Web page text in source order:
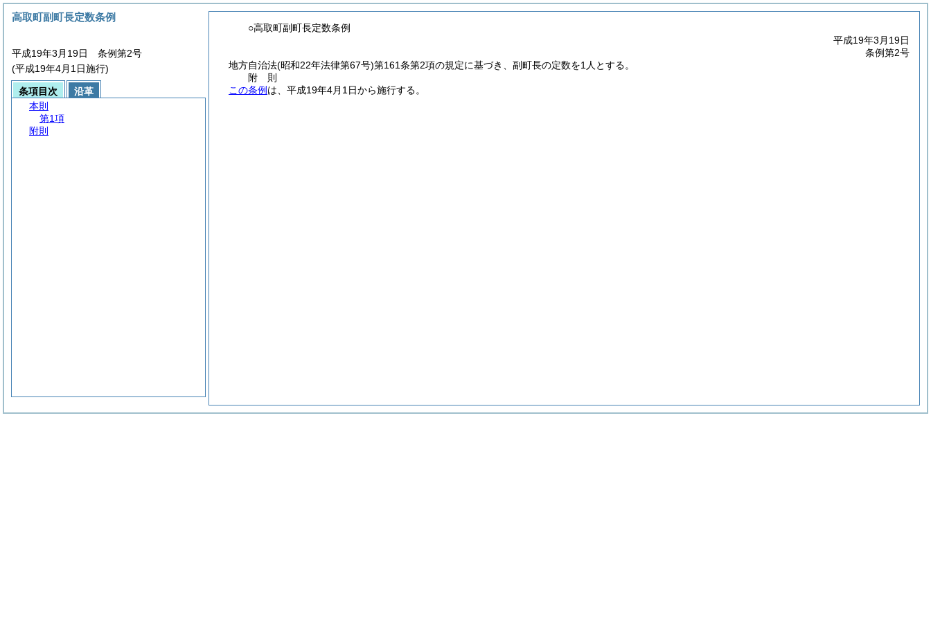
○高取町副町長定数条例
平成19年3月19日
条例第2号
地方自治法(昭和22年法律第67号)第161条第2項の規定に基づき、副町長の定数を1人とする。
附 則
この条例 は、平成19年4月1日から施行する。
高取町副町長定数条例
平成19年3月19日 条例第2号
(平成19年4月1日施行)
条項目次
沿革
本則
第1項
附則